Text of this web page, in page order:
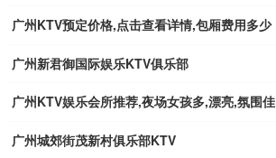
广州KTV预定价格,点击查看详情,包厢费用多少
广州新君御国际娱乐KTV俱乐部
广州KTV娱乐会所推荐,夜场女孩多,漂亮,氛围佳
广州城郊街茂新村俱乐部KTV